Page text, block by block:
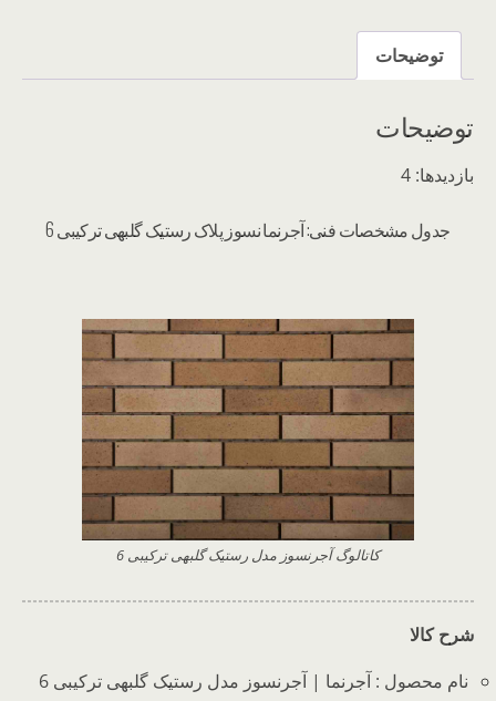
توضیحات
توضیحات
بازدیدها: 4
جدول مشخصات فنی: آجرنما نسوز پلاک رستیک گلبهی ترکیبی 6
کاتالوگ آجرنسوز مدل رستیک گلبهی ترکیبی 6
شرح کالا
نام محصول : آجرنما | آجرنسوز مدل رستیک گلبهی ترکیبی 6